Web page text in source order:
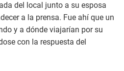
del local junto a su esposa
a la prensa. Fue ahí que un
y a dónde viajarían por su
con la respuesta del